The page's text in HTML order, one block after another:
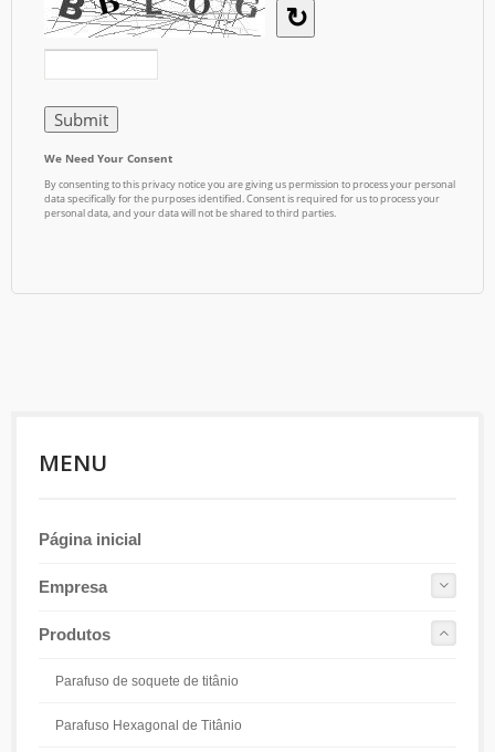
MENU
Página inicial
Empresa
Produtos
Parafuso de soquete de titânio
Parafuso Hexagonal de Titânio